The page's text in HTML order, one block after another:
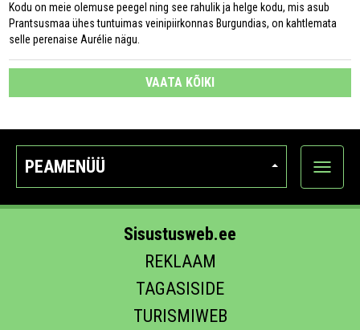
Kodu on meie olemuse peegel ning see rahulik ja helge kodu, mis asub
Prantsusmaa ühes tuntuimas veinipiirkonnas Burgundias, on kahtlemata
selle perenaise Aurélie nägu.
VAATA KÕIKI
PEAMENÜÜ
Ava
Sisustusweb.ee
REKLAAM
TAGASISIDE
TURISMIWEB